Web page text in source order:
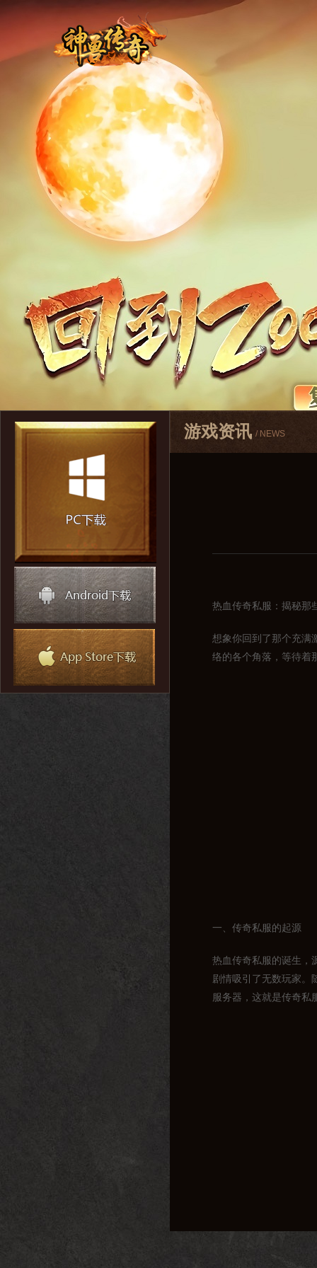
游戏资讯 / NEWS
热血传奇私服：揭秘那
想象你回到了那个充满
络的各个角落，等待着
一、传奇私服的起源
热血传奇私服的诞生，
剧情吸引了无数玩家。
服务器，这就是传奇私